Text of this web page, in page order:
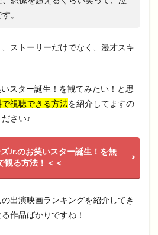
。
ストーリーだけでなく、漫才スキ
スター誕生！を観てみたい！と思
視聴できる方法を紹介してますの
さい♪
Jr.のお笑いスター誕生！を無
観る方法！＜＜
出演映画ランキングを紹介してき
作品ばかりですね！